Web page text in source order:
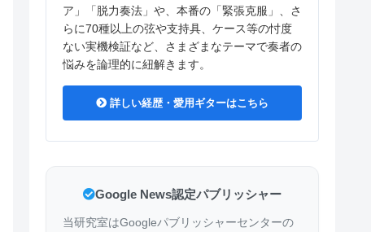
ア」「脱力奏法」や、本番の「緊張克服」、さ
らに70種以上の弦や支持具、ケース等の忖度
ない実機検証など、さまざまなテーマで奏者の
悩みを論理的に紐解きます。
詳しい経歴・愛用ギターはこちら
Google News認定パブリッシャー
当研究室はGoogleパブリッシャーセンターの